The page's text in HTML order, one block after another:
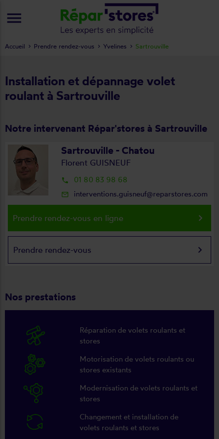
Installation et dépannage volet
roulant à Sartrouville
Notre intervenant Répar'stores à Sartrouville
Sartrouville - Chatou
Florent GUISNEUF
local_phone 01 80 83 98 68
mail_outline interventions.guisneuf@reparstores.com
Prendre rendez-vous en ligne keyboard_arrow_right
Prendre rendez-vous keyboard_arrow_right
Nos prestations
Réparation de volets roulants et
stores
Motorisation de volets roulants ou
stores existants
Modernisation de volets roulants et
stores
Changement et installation de
volets roulants et stores
Accueil Prendre rendez-vous Yvelines Sartrouville
menu